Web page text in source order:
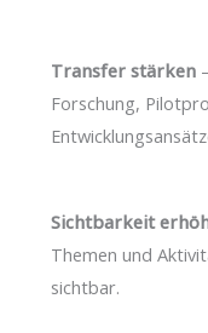
Transfer stärken
Forschung,
Sichtbarkeit
Themen und
sichtbar.